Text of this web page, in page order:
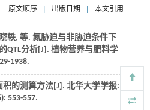
原文顺序 出版日期 本文引用
轶, 等. 氮胁迫与非胁迫条件下
QTL分析[J]. 植物营养与肥料学
1938.
积的测算方法[J]. 北华大学学报:
553-557.